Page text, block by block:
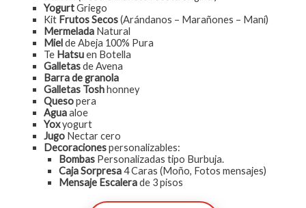
YogurtGriego
Kit Frutos Secos(Arándanos – Marañones – Maní)
MermeladaNatural
Mielde Abeja 100% Pura
Te Hatsuen Botella
Galletasde Avena
Barra de granola
Galletas Toshhonney
Quesopera
Aguaaloe
Yoxyogurt
JugoNectar cero
Decoracionespersonalizables:
BombasPersonalizadas tipo Burbuja.
Caja Sorpresa4 Caras (Moño, Fotos mensajes)
Mensaje Escalerade 3 pisos